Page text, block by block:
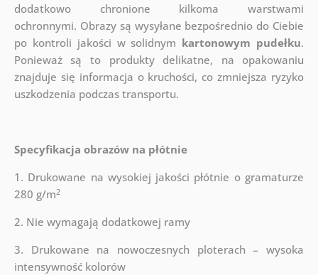
dodatkowo chronione kilkoma warstwami
ochronnymi. Obrazy są wysyłane bezpośrednio do Ciebie
po kontroli jakości w solidnym kartonowym pudełku.
Ponieważ są to produkty delikatne, na opakowaniu
znajduje się informacja o kruchości, co zmniejsza ryzyko
uszkodzenia podczas transportu.
Specyfikacja obrazów na płótnie
1. Drukowane na wysokiej jakości płótnie o gramaturze
280 g/m2
2. Nie wymagają dodatkowej ramy
3. Drukowane na nowoczesnych ploterach – wysoka
intensywność kolorów